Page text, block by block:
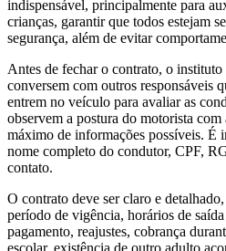
indispensável, principalmente para
crianças, garantir que todos estejam
segurança, além de evitar
Antes de fechar o contrato, o instituto
conversem com outros responsáveis
entrem no veículo para avaliar as
observem a postura do motorista
máximo de informações possíveis. É
nome completo do condutor, CPF,
contato.
O contrato deve ser claro e
período de vigência, horários de
pagamento, reajustes, cobrança